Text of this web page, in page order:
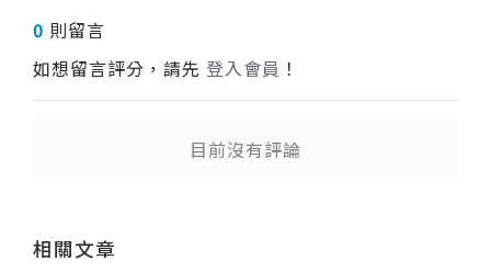
0 則留言
如想留言評分，請先 登入會員 ！
目前沒有評論
相關文章